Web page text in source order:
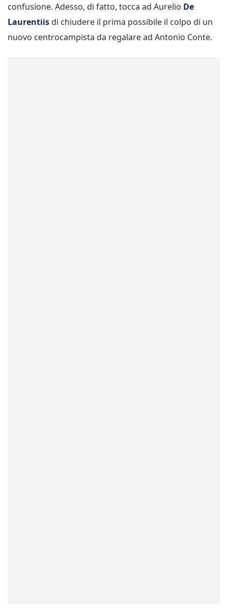
confusione. Adesso, di fatto, tocca ad Aurelio De
Laurentiis di chiudere il prima possibile il colpo di un
nuovo centrocampista da regalare ad Antonio Conte.